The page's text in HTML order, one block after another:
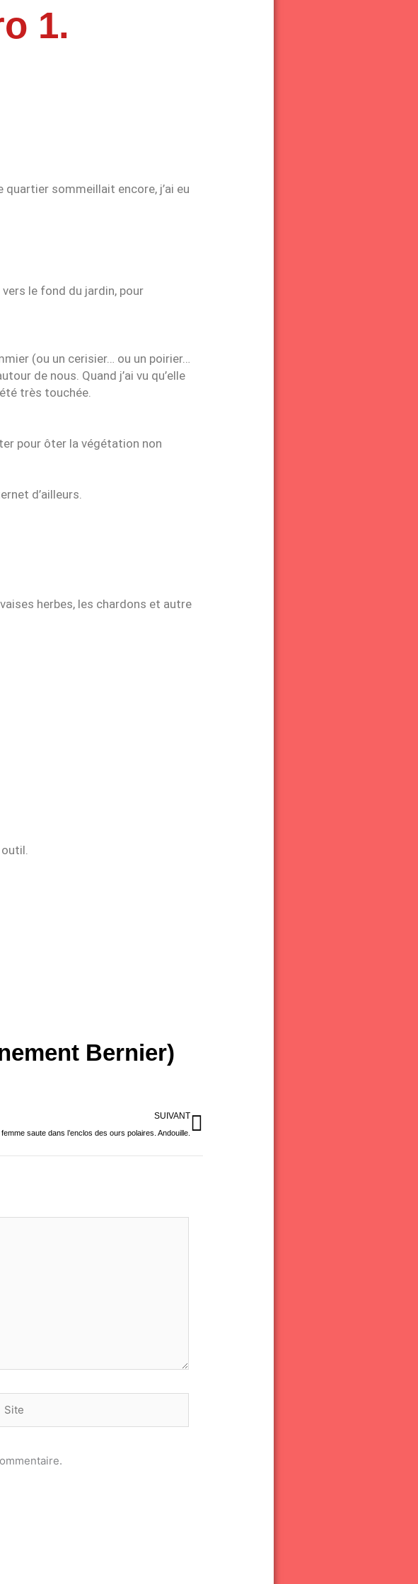
1.
sommeillait encore, j’ai eu
le fond du jardin, pour
(ou un cerisier… ou un poirier…
de nous. Quand j’ai vu qu’elle
très touchée.
pour ôter la végétation non
d’ailleurs.
herbes, les chardons et autre
Bernier)
SUIVANT
saute dans l’enclos des ours polaires. Andouille.
Suivant